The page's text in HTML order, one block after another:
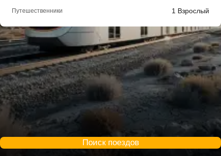
Путешественники 1 Взрослый
Поиск поездов